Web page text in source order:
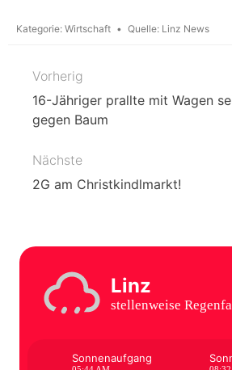
Kategorie: Wirtschaft Quelle: Linz News
Beitragsnavigation
Vorherig
16-Jähriger prallte mit Wagen
gegen Baum
Nächste
2G am Christkindlmarkt!
Linz
stellenweise
Sonnenaufgang